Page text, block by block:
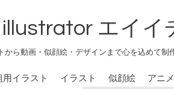
illustrator エイイ
から動画・似顔絵・デザインまで心を込めて制
用イラスト イラスト 似顔絵 アニ